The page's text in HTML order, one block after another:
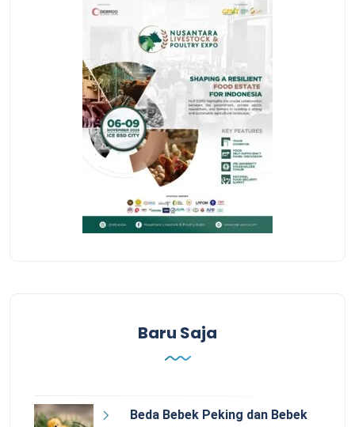
Baru Saja
Beda Bebek Peking dan Bebek